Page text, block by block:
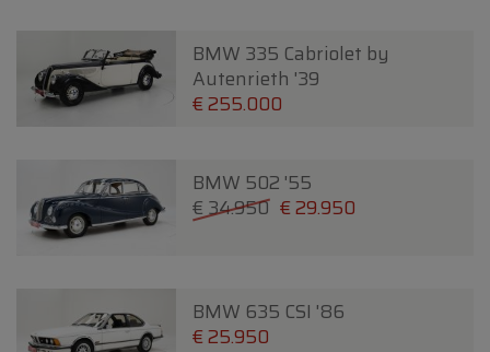
BMW 335 Cabriolet by
Autenrieth '39
€ 255.000
BMW 502 '55
€ 34.950 € 29.950
BMW 635 CSI '86
€ 25.950